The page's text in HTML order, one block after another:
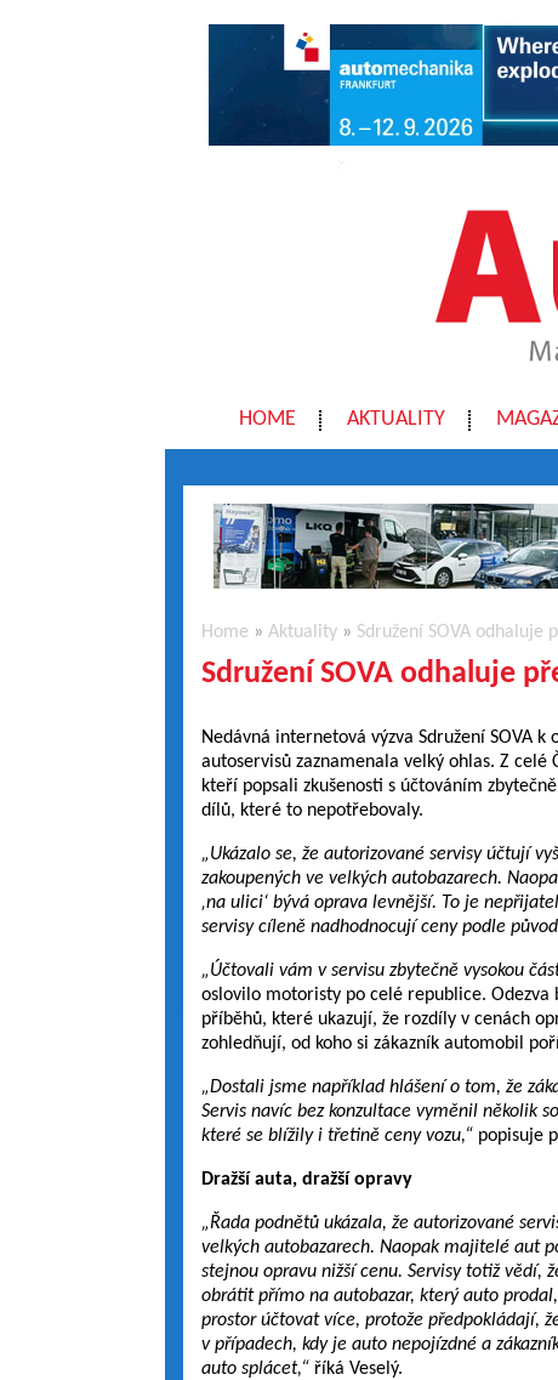
HOME AKTUALITY
Home » Aktuality» Sdružení SOVA odhaluje
Sdružení SOVA odhaluje
Nedávná internetová výzva Sdružení SOVA k
autoservisů zaznamenala velký ohlas. Z celé
kteří popsali zkušenosti s účtováním
dílů, které to nepotřebovaly.
„Ukázalo se, že autorizované servisy účtují
zakoupených ve velkých autobazarech.
‚na ulici‘ bývá oprava levnější. To je
servisy cíleně nadhodnocují ceny podle
„Účtovali vám v servisu zbytečně vysokou
oslovilo motoristy po celé republice.
příběhů, které ukazují, že rozdíly v cenách
zohledňují, od koho si zákazník automobil
„Dostali jsme například hlášení o tom, že
Servis navíc bez konzultace vyměnil několik
které se blížily i třetině ceny vozu,“ popisuje
Dražší auta, dražší opravy
„Řada podnětů ukázala, že autorizované
velkých autobazarech. Naopak majitelé aut
stejnou opravu nižší cenu. Servisy totiž vědí,
obrátit přímo na autobazar, který auto
prostor účtovat více, protože předpokládají,
v případech, kdy je auto nepojízdné a
auto splácet,“ říká Veselý.